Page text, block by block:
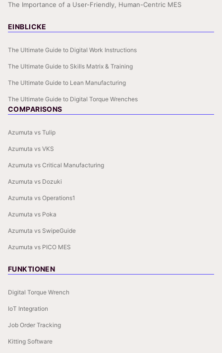
The Importance of a User-Friendly, Human-Centric MES
EINBLICKE
The Ultimate Guide to Digital Work Instructions
The Ultimate Guide to Skills Matrix & Training
The Ultimate Guide to Lean Manufacturing
The Ultimate Guide to Digital Torque Wrenches
COMPARISONS
Azumuta vs Tulip
Azumuta vs VKS
Azumuta vs Critical Manufacturing
Azumuta vs Dozuki
Azumuta vs Operations1
Azumuta vs Poka
Azumuta vs SwipeGuide
Azumuta vs PICO MES
FUNKTIONEN
Digital Torque Wrench
IoT Integration
Job Order Tracking
Kitting Software